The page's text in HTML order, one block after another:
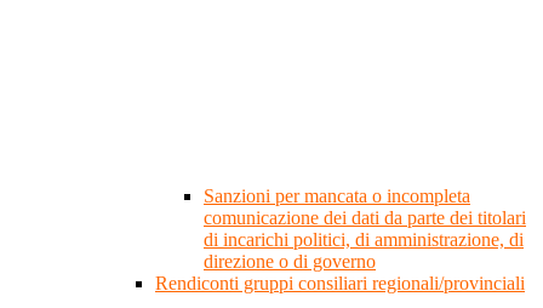
Sanzioni per mancata o incompleta
comunicazione dei dati da parte dei titolari
di incarichi politici, di amministrazione, di
direzione o di governo
Rendiconti gruppi consiliari regionali/provinciali